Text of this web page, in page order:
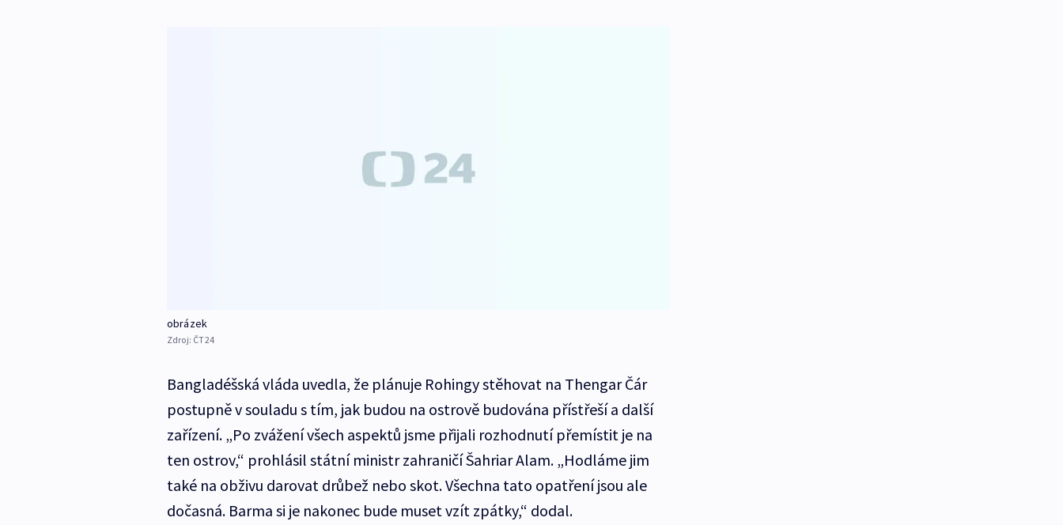
obrázek
Zdroj: ČT24
Bangladéšská vláda uvedla, že plánuje Rohingy stěhovat na Thengar Čár
postupně v souladu s tím, jak budou na ostrově budována přístřeší a další
zařízení. „Po zvážení všech aspektů jsme přijali rozhodnutí přemístit je na
ten ostrov,“ prohlásil státní ministr zahraničí Šahriar Alam. „Hodláme jim
také na obživu darovat drůbež nebo skot. Všechna tato opatření jsou ale
dočasná. Barma si je nakonec bude muset vzít zpátky,“ dodal.